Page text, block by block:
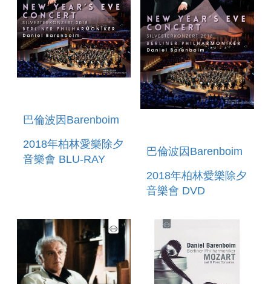
巴倫波因Barenboim
2018年柏林愛樂除夕
音樂會 BLU-RAY
CONCERT
2018/2019
巴倫波因Barenboim
2018年柏林愛樂除夕
音樂會 DVD
PHILHARMONIKER
- NEW YEAR S EVE
CONCERT
2018/2019